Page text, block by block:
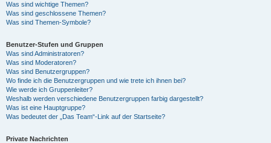
Was sind wichtige Themen?
Was sind geschlossene Themen?
Was sind Themen-Symbole?
Benutzer-Stufen und Gruppen
Was sind Administratoren?
Was sind Moderatoren?
Was sind Benutzergruppen?
Wo finde ich die Benutzergruppen und wie trete ich ihnen bei?
Wie werde ich Gruppenleiter?
Weshalb werden verschiedene Benutzergruppen farbig dargestellt?
Was ist eine Hauptgruppe?
Was bedeutet der „Das Team“-Link auf der Startseite?
Private Nachrichten